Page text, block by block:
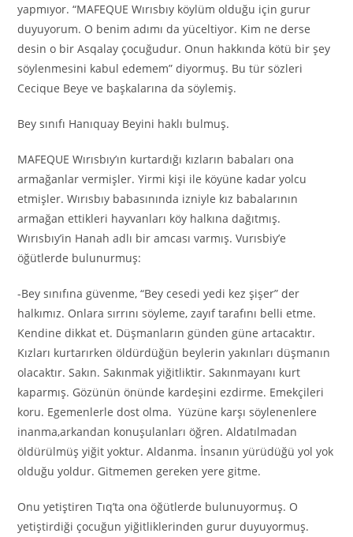
yapmıyor. “MAFEQUE Wırısbıy köylüm olduğu için gurur
duyuyorum. O benim adımı da yüceltiyor. Kim ne derse
desin o bir Asqalay çocuğudur. Onun hakkında kötü bir şey
söylenmesini kabul edemem” diyormuş. Bu tür sözleri
Cecique Beye ve başkalarına da söylemiş.
Bey sınıfı Hanıquay Beyini haklı bulmuş.
MAFEQUE Wırısbıy’ın kurtardığı kızların babaları ona
armağanlar vermişler. Yirmi kişi ile köyüne kadar yolcu
etmişler. Wırısbıy babasınında izniyle kız babalarının
armağan ettikleri hayvanları köy halkına dağıtmış.
Wırısbıy’in Hanah adlı bir amcası varmış. Vurısbiy’e
öğütlerde bulunurmuş:
-Bey sınıfına güvenme, “Bey cesedi yedi kez şişer” der
halkımız. Onlara sırrını söyleme, zayıf tarafını belli etme.
Kendine dikkat et. Düşmanların günden güne artacaktır.
Kızları kurtarırken öldürdüğün beylerin yakınları düşmanın
olacaktır. Sakın. Sakınmak yiğitliktir. Sakınmayanı kurt
kaparmış. Gözünün önünde kardeşini ezdirme. Emekçileri
koru. Egemenlerle dost olma. Yüzüne karşı söylenenlere
inanma,arkandan konuşulanları öğren. Aldatılmadan
öldürülmüş yiğit yoktur. Aldanma. İnsanın yürüdüğü yol yok
olduğu yoldur. Gitmemen gereken yere gitme.
Onu yetiştiren Tıq’ta ona öğütlerde bulunuyormuş. O
yetiştirdiği çocuğun yiğitliklerinden gurur duyuyormuş.